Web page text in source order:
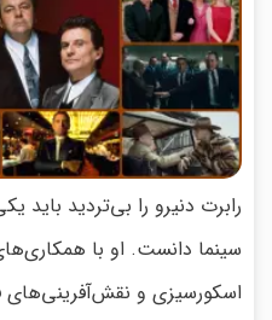
رابرت دنیرو را بی‌تردید باید
سینما دانست. او با
اسکورسیزی و